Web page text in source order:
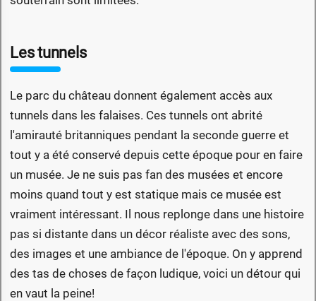
Les tunnels
Le parc du château donnent également accès aux
tunnels dans les falaises. Ces tunnels ont abrité
l'amirauté britanniques pendant la seconde guerre et
tout y a été conservé depuis cette époque pour en faire
un musée. Je ne suis pas fan des musées et encore
moins quand tout y est statique mais ce musée est
vraiment intéressant. Il nous replonge dans une histoire
pas si distante dans un décor réaliste avec des sons,
des images et une ambiance de l'époque. On y apprend
des tas de choses de façon ludique, voici un détour qui
en vaut la peine!